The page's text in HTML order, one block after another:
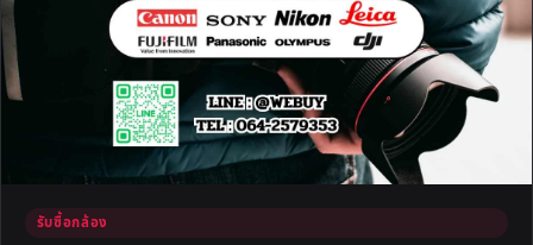
รับซื้อกล้อง